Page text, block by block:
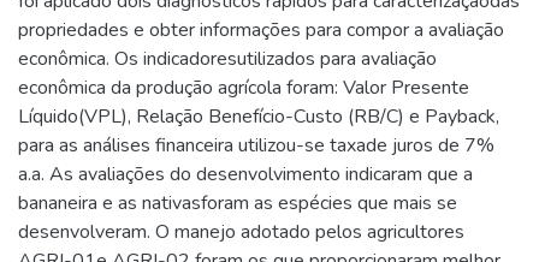
propriedades e obter informações para compor a avaliação
econômica. Os indicadoresutilizados para avaliação
econômica da produção agrícola foram: Valor Presente
Líquido(VPL), Relação Benefício-Custo (RB/C) e Payback,
para as análises financeira utilizou-se taxade juros de 7%
a.a. As avaliações do desenvolvimento indicaram que a
bananeira e as nativasforam as espécies que mais se
desenvolveram. O manejo adotado pelos agricultores